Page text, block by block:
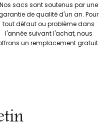
Nos sacs sont soutenus par une
de qualité d'un an. Pour
tout défaut ou problème dans
l'année suivant l'achat, nous
un remplacement gratuit.